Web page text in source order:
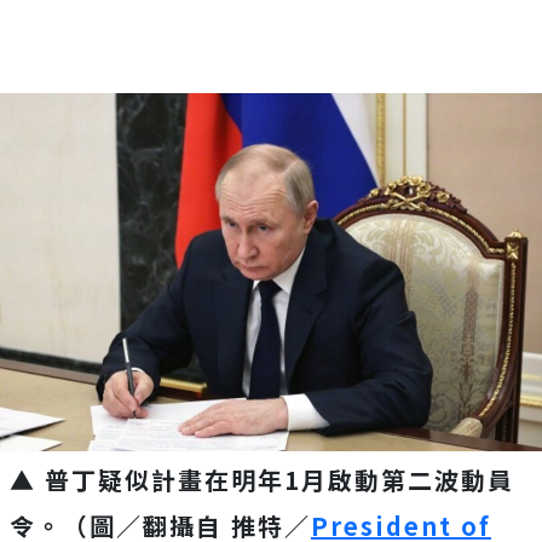
▲ 普丁疑似計畫在明年1月啟動第二波動員
令。（圖／翻攝自 推特／President of